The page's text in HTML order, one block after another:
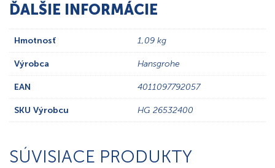
ĎALŠIE INFORMÁCIE
Hmotnosť 1,09 kg
Výrobca Hansgrohe
EAN 4011097792057
SKU Výrobcu HG 26532400
SÚVISIACE PRODUKTY